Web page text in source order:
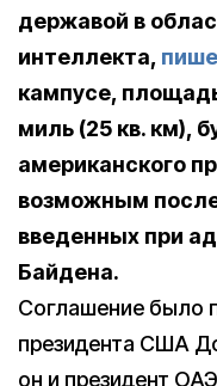
державой в
интеллекта,
кампусе,
миль (25 кв. км),
американского
возможным
введенных при
Байдена.
Соглашение было
президента США
он и президент